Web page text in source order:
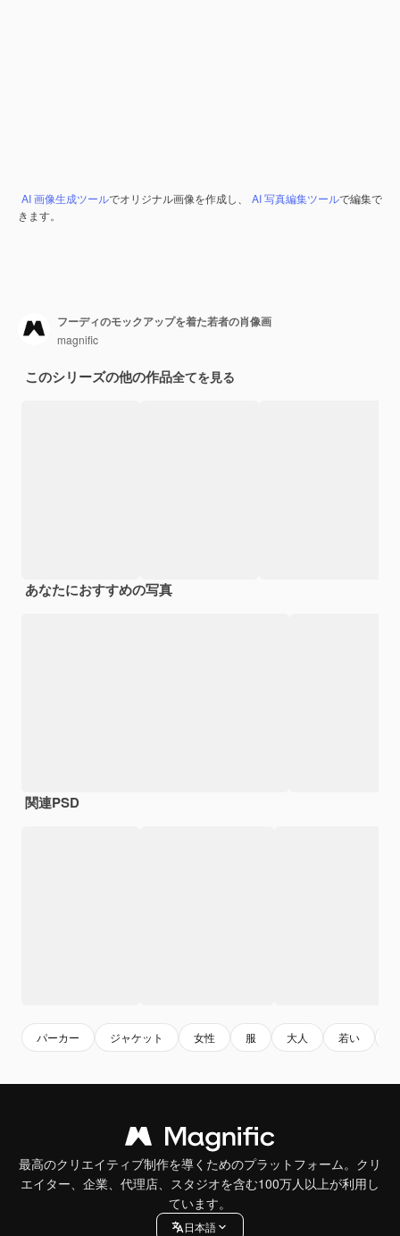
AI 画像生成ツールでオリジナル画像を作成し、 AI 写真編集ツールで編集で
きます。
フーディのモックアップを着た若者の肖像画
magnific
このシリーズの他の作品全てを見る
あなたにおすすめの写真
関連PSD
パーカー ジャケット 女性 服 大人 若い
最高のクリエイティブ制作を導くためのプラットフォーム。クリ
エイター、企業、代理店、スタジオを含む100万人以上が利用し
ています。
日本語